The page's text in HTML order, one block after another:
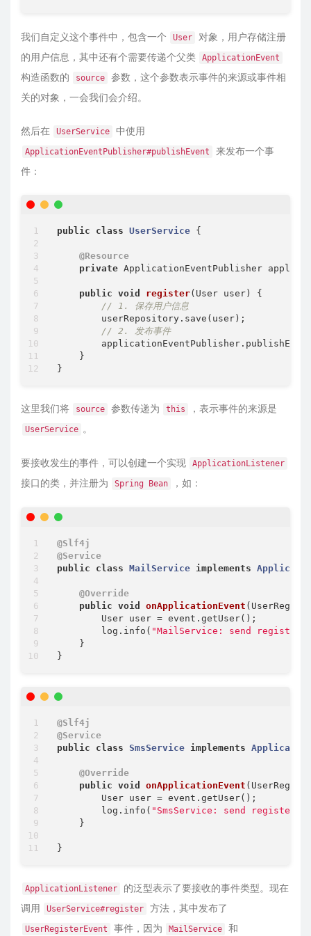
我们自定义这个事件中，包含一个 User
对象，用户存储注册
的用户信息，其中还有个需要传递个父类
ApplicationEvent
构造函数的 source
参数，这个参数表示事件的来源或事件相
关的对象，一会我们会介绍。
然后在 UserService 中使用
ApplicationEventPublisher#publishEvent
来发布一个事
件：
public class UserService {
@Resource
private ApplicationEventPublisher
public void register(User user)
{
// 1. 保存用户信息
        userRepository.save(user);
// 2. 发布事件
    }
这里我们将 source 参数传递为 this ，表示事件的来源是
UserService 。
要接收发生的事件，可以创建一个实现 ApplicationListener
接口的类，并注册为 Spring Bean ，如：
@Slf4j
@Service
public
class MailService implements
@Override
public void onApplicationEvent
        User user = event.getUser();
        log.info(
"MailService: send
    }
@Slf4j
@Service
public
class SmsService implements
@Override
public void onApplicationEvent
        User user = event.getUser();
        log.info(
"SmsService: send register
    }
ApplicationListener
的泛型表示了要接收的事件类型。现在
调用
UserService#register 方法，其中发布了
UserRegisterEvent 事件，因为 MailService 和